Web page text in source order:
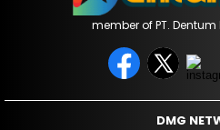
member of PT.
DMG